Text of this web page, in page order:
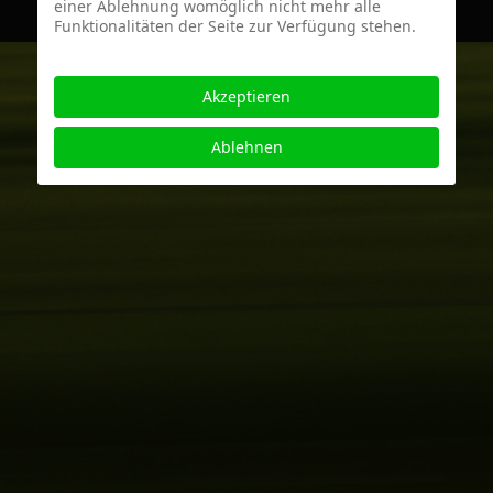
einer Ablehnung womöglich nicht mehr alle
Funktionalitäten der Seite zur Verfügung stehen.
Akzeptieren
Ablehnen